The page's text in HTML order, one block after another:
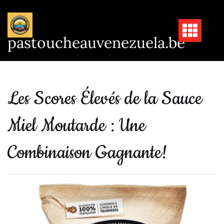
contenu
pastoucheauvenezuela.be
Les Scores Élevés de la Sauce
Miel Moutarde : Une
Combinaison Gagnante!